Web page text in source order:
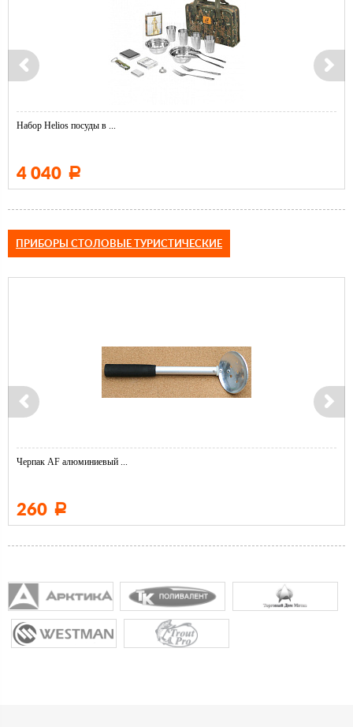
Набор Helios посуды в ...
4 040 Р
ПРИБОРЫ СТОЛОВЫЕ ТУРИСТИЧЕСКИЕ
Черпак AF алюминиевый ...
260 Р